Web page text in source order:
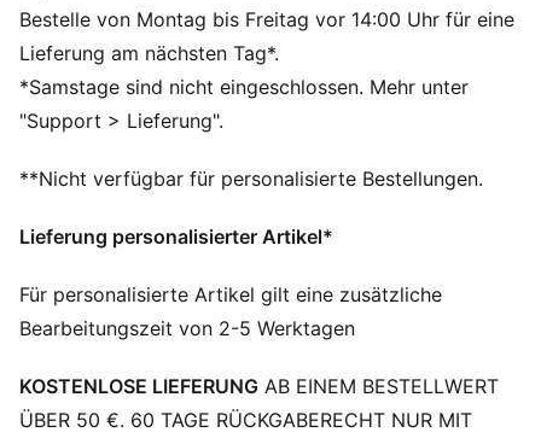
Entworfen für: Running
Breite: Regulär
Verschluss: Schnürsenkel
Absatzart: Flach
PUMALite Schaumstoff für federleichten Komfort
Traktion auf verschiedenen Oberflächen
PUMA Teenager: Empfohlen für ältere Kinder und
Bestelle von Montag bis Freitag vor 14:00 Uhr für eine
Lieferung am nächsten Tag*.
*Samstage sind nicht eingeschlossen. Mehr unter
"Support > Lieferung".
**Nicht verfügbar für personalisierte Bestellungen.
Lieferung personalisierter Artikel*
Für personalisierte Artikel gilt eine zusätzliche
Bearbeitungszeit von 2-5 Werktagen
KOSTENLOSE LIEFERUNG AB EINEM BESTELLWERT
ÜBER 50 €. 60 TAGE RÜCKGABERECHT NUR MIT